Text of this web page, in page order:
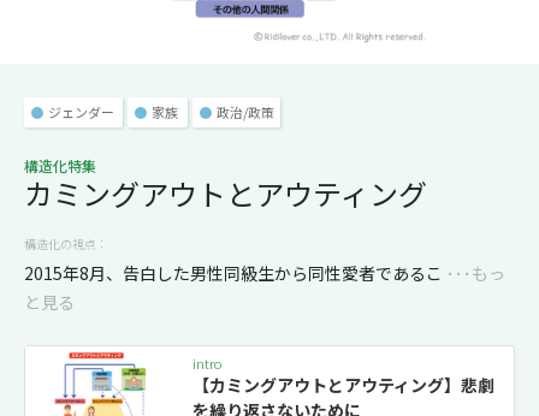
● ジェンダー ● 家族 ● 政治/政策
構造化特集
カミングアウトとアウティング
構造化の視点：
2015年8月、告白した男性同級生から同性愛者であるこ ･･･もっ
と見る
intro
【カミングアウトとアウティング】悲劇
を繰り返さないために